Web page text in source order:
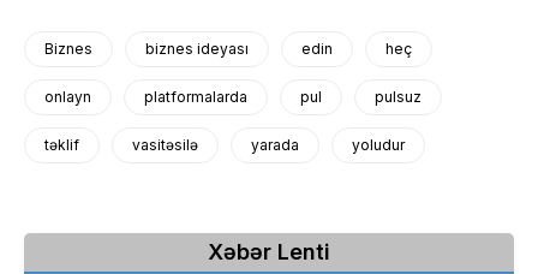
Biznes biznes ideyası edin heç
onlayn platformalarda pul pulsuz
təklif vasitəsilə yarada yoludur
Xəbər Lenti